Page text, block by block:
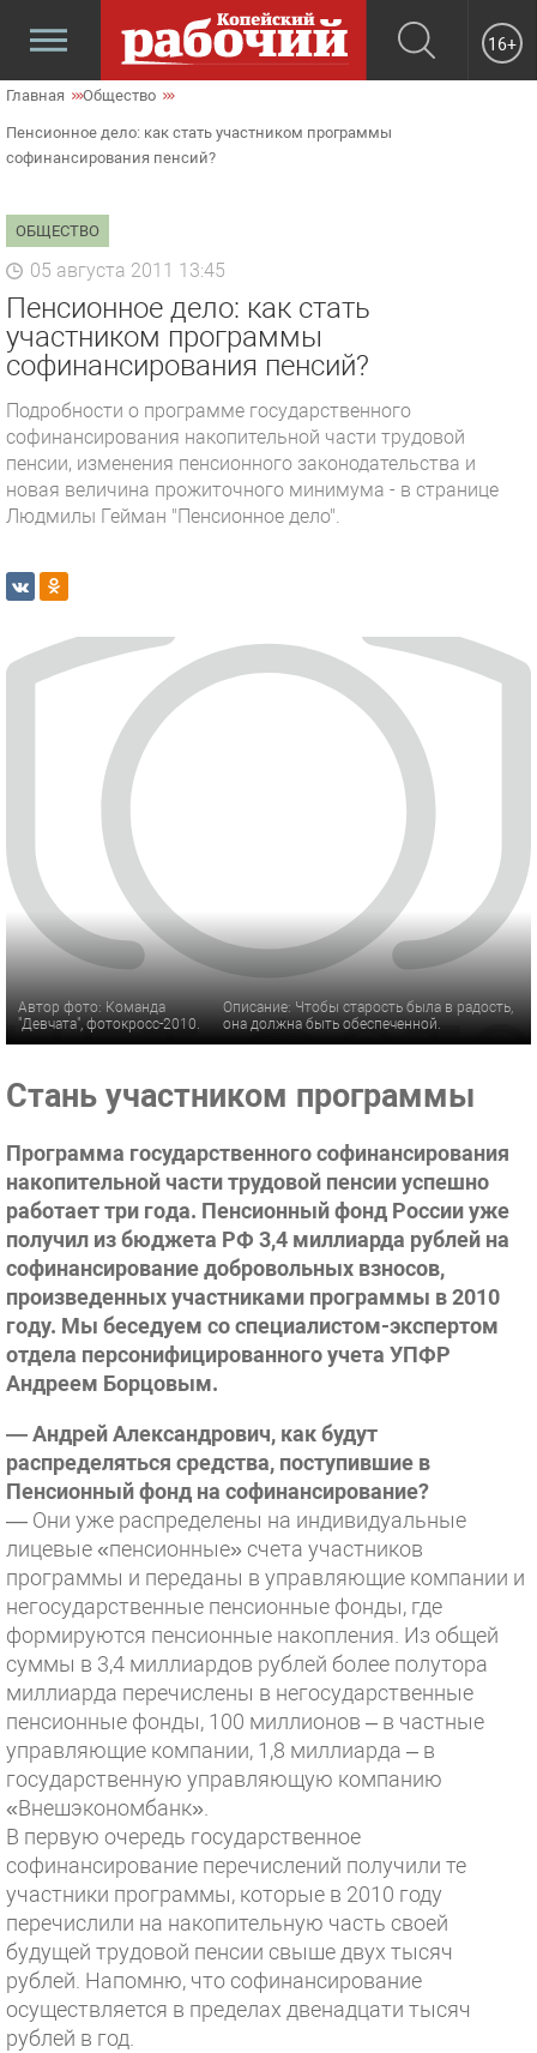
16+
Главная Общество
Пенсионное дело: как стать участником программы
софинансирования пенсий?
ОБЩЕСТВО
05 августа 2011 13:45
Пенсионное дело: как стать
участником программы
софинансирования пенсий?
Подробности о программе государственного
софинансирования накопительной части трудовой
пенсии, изменения пенсионного законодательства и
новая величина прожиточного минимума - в странице
Людмилы Гейман "Пенсионное дело".
Автор фото: Команда
"Девчата", фотокросс-2010.
Описание: Чтобы старость была в радость,
она должна быть обеспеченной.
Стань участником программы
Программа государственного софинансирования
накопительной части трудовой пенсии успешно
работает три года. Пенсионный фонд России уже
получил из бюджета РФ 3,4 миллиарда рублей на
софинансирование добровольных взносов,
произведенных участниками программы в 2010
году. Мы беседуем со специалистом-экспертом
отдела персонифицированного учета УПФР
Андреем Борцовым.
— Андрей Александрович, как будут
распределяться средства, поступившие в
Пенсионный фонд на софинансирование?
— Они уже распределены на индивидуальные
лицевые «пенсионные» счета участников
программы и переданы в управляющие компании и
негосударственные пенсионные фонды, где
формируются пенсионные накопления. Из общей
суммы в 3,4 миллиардов рублей более полутора
миллиарда перечислены в негосударственные
пенсионные фонды, 100 миллионов – в частные
управляющие компании, 1,8 миллиарда – в
государственную управляющую компанию
«Внешэкономбанк».
В первую очередь государственное
софинансирование перечислений получили те
участники программы, которые в 2010 году
перечислили на накопительную часть своей
будущей трудовой пенсии свыше двух тысяч
рублей. Напомню, что софинансирование
осуществляется в пределах двенадцати тысяч
рублей в год.